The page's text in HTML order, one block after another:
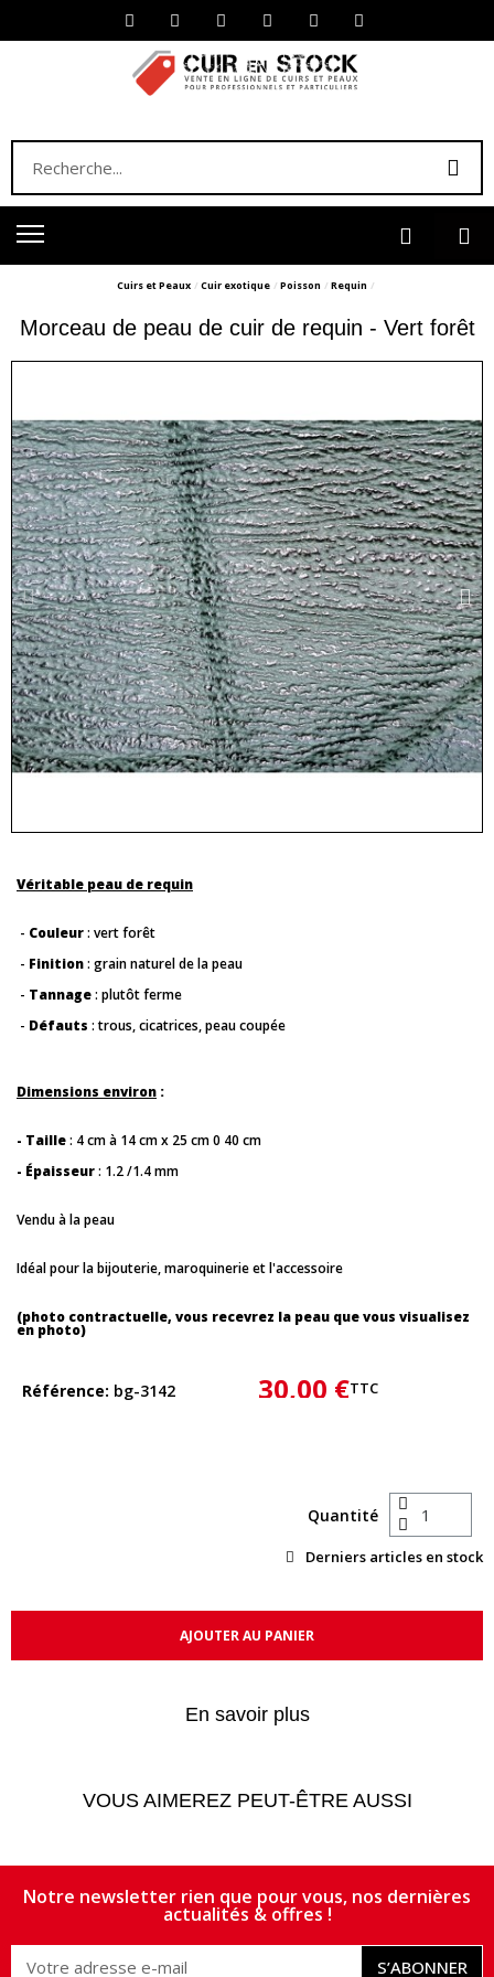
Cuirs et Peaux Cuir exotique Poisson Requin
Morceau de peau de cuir de requin - Vert forêt
Véritable peau de requin
- Couleur: vert forêt
- Finition: grain naturel de la peau
- Tannage: plutôt ferme
- Défauts : trous, cicatrices, peau coupée
Dimensions environ :
- Taille: 4 cm à 14 cm x 25 cm 0 40 cm
- Épaisseur: 1.2 /1.4 mm
Vendu à la peau
Idéal pour la bijouterie, maroquinerie et l'accessoire
(photo contractuelle, vous recevrez la peau que vous visualisez
en photo)
Référence bg-3142 30,00 €TTC
Quantité
Derniers articles en stock
AJOUTER AU PANIER
En savoir plus
VOUS AIMEREZ PEUT-ÊTRE AUSSI
Notre newsletter rien que pour vous, nos dernières
actualités & offres !
S’ABONNER